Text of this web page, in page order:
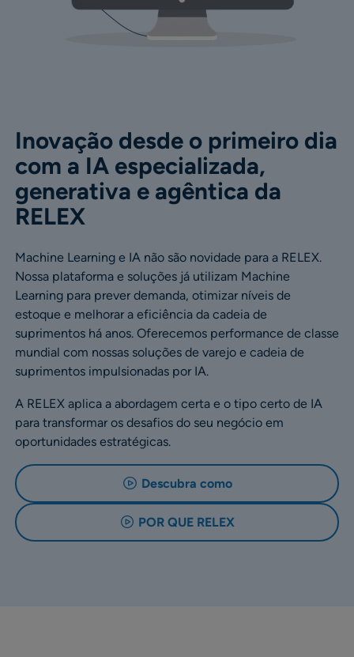
Inovação desde o primeiro dia
com a IA especializada,
generativa e agêntica da
RELEX
Machine Learning e IA não são novidade para a RELEX.
Nossa plataforma e soluções já utilizam Machine
Learning para prever demanda, otimizar níveis de
estoque e melhorar a eficiência da cadeia de
suprimentos há anos. Oferecemos performance de classe
mundial com nossas soluções de varejo e cadeia de
suprimentos impulsionadas por IA.
A RELEX aplica a abordagem certa e o tipo certo de IA
para transformar os desafios do seu negócio em
oportunidades estratégicas.
Descubra como
POR QUE RELEX